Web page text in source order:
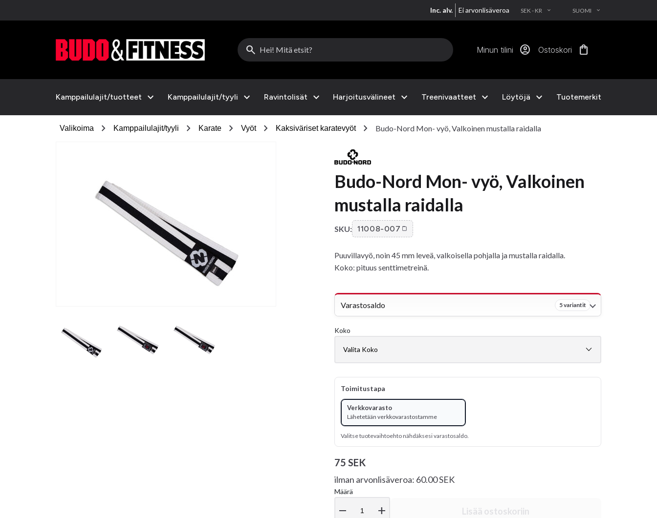
Inc. alv. Ei arvonlisäveroa SEK - KR EXPAND_MORE SUOMI EXPAND_MORE
search Minun tilini account_circle Ostoskori shopping_bag
Kamppailulajit/tuotteet expand_more Kamppailulajit/tyyli expand_more Ravintolisät expand_more Harjoitusvälineet expand_more Treenivaatteet expand_more Löytöjä expand_more Tuotemerkit
Valikoima chevron_right Kamppailulajit/tyyli chevron_right Karate chevron_right Vyöt chevron_right Kaksiväriset karatevyöt chevron_right Budo-Nord Mon- vyö, Valkoinen mustalla raidalla
Budo-Nord Mon- vyö, Valkoinen
mustalla raidalla
SKU: 11008-007
Puuvillavyö, noin 45 mm leveä, valkoisella pohjalla ja mustalla raidalla.
Koko: pituus senttimetreinä.
Varastosaldo 5 variantit
Koko
Toimitustapa
Verkkovarasto
Lähetetään verkkovarastostamme
Valitse tuotevaihtoehto nähdäksesi varastosaldo.
75 SEK
ilman arvonlisäveroa: 60.00 SEK
Määrä
remove add Lisää ostoskoriin